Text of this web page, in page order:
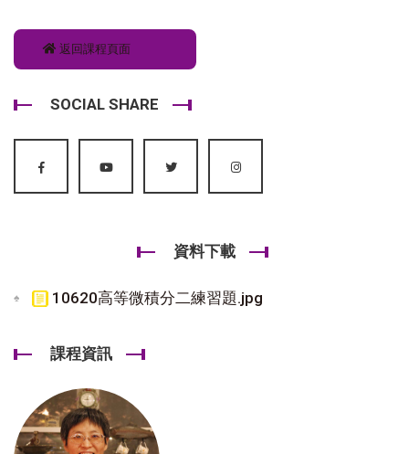
返回課程頁面
SOCIAL SHARE
資料下載
10620高等微積分二練習題.jpg
課程資訊